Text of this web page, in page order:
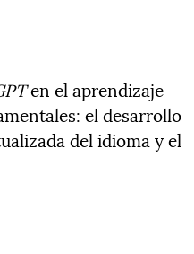
en el aprendizaje
el desarrollo
del idioma y el